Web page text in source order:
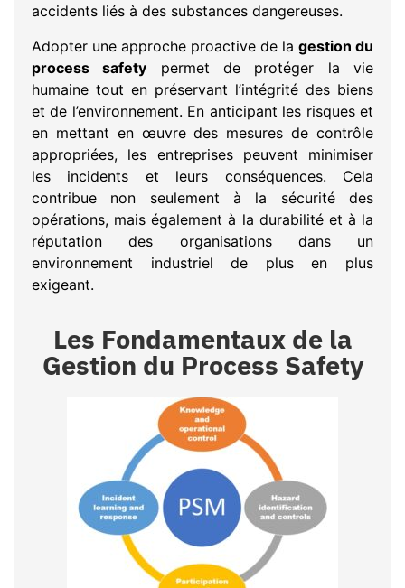
accidents liés à des substances dangereuses.
Adopter une approche proactive de la gestion du
process safety permet de protéger la vie
humaine tout en préservant l’intégrité des biens
et de l’environnement. En anticipant les risques et
en mettant en œuvre des mesures de contrôle
appropriées, les entreprises peuvent minimiser
les incidents et leurs conséquences. Cela
contribue non seulement à la sécurité des
opérations, mais également à la durabilité et à la
réputation des organisations dans un
environnement industriel de plus en plus
exigeant.
Les Fondamentaux de la
Gestion du Process Safety